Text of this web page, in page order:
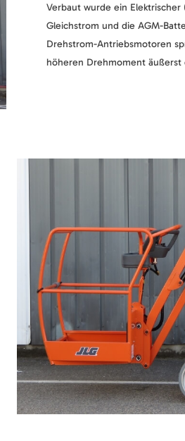
Verbaut wurde ein
Gleichstrom und die AGM-
Drehstrom-Antriebsmotoren
höheren Drehmoment äußerst